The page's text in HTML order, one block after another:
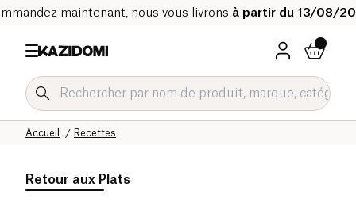
maintenant, nous vous livrons à partir du 13/08/
Recettes
Accueil
Retour aux Plats